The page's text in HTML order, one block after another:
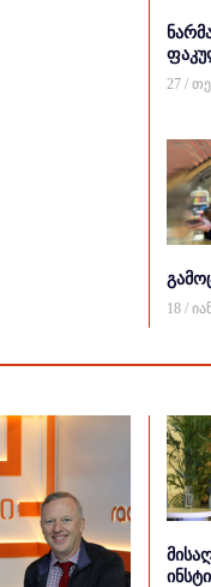
27 /
18 /